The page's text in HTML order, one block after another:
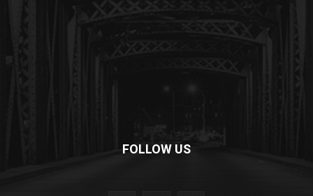
FOLLOW US